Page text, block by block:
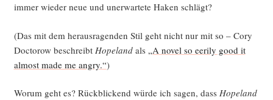
immer wie­der neue und uner­war­te­te Haken schlägt?
(Das mit dem her­aus­ra­gen­den Stil geht nicht nur mit so – Cory
Doc­to­row beschreibt Hope­landals „A novel so eeri­ly good it
almost made me angry.“)
Wor­um geht es? Rück­bli­ckend wür­de ich sagen, dass Hope­land